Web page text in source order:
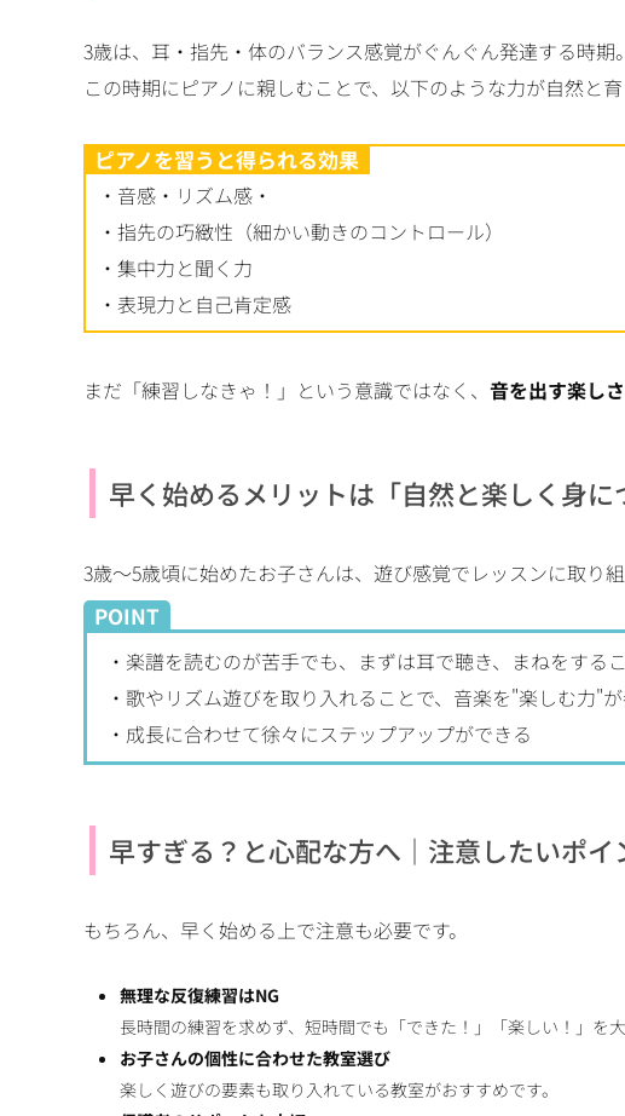
3歳は、耳・指先・体のバランス感覚がぐんぐん発達する時期。
この時期にピアノに親しむことで、以下のような力が自然と育
ピアノを習うと得られる効果
・音感・リズム感・
・指先の巧緻性（細かい動きのコントロール）
・集中力と聞く力
・表現力と自己肯定感
まだ「練習しなきゃ！」という意識ではなく、 音を出す楽しさ
早く始めるメリットは「自然と楽しく身に
3歳〜5歳頃に始めたお子さんは、遊び感覚でレッスンに取り組
POINT
・楽譜を読むのが苦手でも、まずは耳で聴き、まねをする
・歌やリズム遊びを取り入れることで、音楽を"楽しむ力"
・成長に合わせて徐々にステップアップができる
早すぎる？と心配な方へ｜注意したいポイ
もちろん、早く始める上で注意も必要です。
無理な反復練習はNG
長時間の練習を求めず、短時間でも「できた！」「楽しい！」を大
お子さんの個性に合わせた教室選び
楽しく遊びの要素も取り入れている教室がおすすめです。